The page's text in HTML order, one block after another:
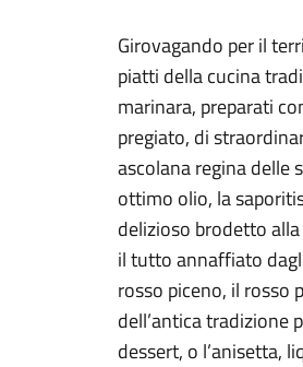
Girovagando per il
piatti della cucina
marinara, preparati
pregiato, di
ascolana regina delle
ottimo olio, la
delizioso brodetto
il tutto annaffiato
rosso piceno, il rosso
dell’antica tradizione
dessert, o l’anisetta,